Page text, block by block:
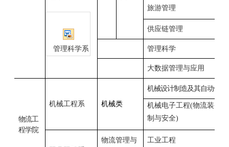
管理科学系
旅游管理
供应链管理
管理科学
大数据管理与应用
物流工
程学院
机械工程系 机械类
机械设计制造及其自动化
机械电子工程(物流装备控
制与安全)
物流管理与
工业工程